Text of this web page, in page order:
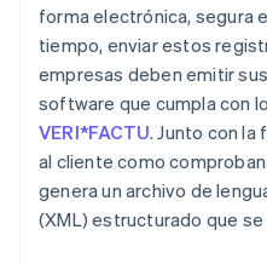
forma electrónica, segura
tiempo, enviar estos
empresas deben emitir
software que cumpla con
VERI*FACTU. Junto con la
al cliente como
genera un archivo de
(XML) estructurado que se